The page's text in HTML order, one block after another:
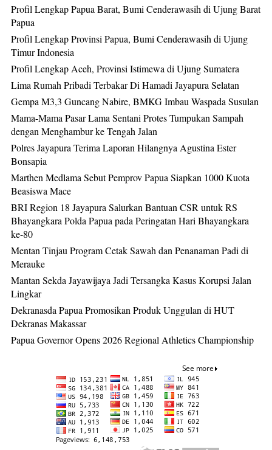
Profil Lengkap Papua Barat, Bumi Cenderawasih di Ujung Barat
Papua
Profil Lengkap Provinsi Papua, Bumi Cenderawasih di Ujung
Timur Indonesia
Profil Lengkap Aceh, Provinsi Istimewa di Ujung Sumatera
Lima Rumah Pribadi Terbakar Di Hamadi Jayapura Selatan
Gempa M3,3 Guncang Nabire, BMKG Imbau Waspada Susulan
Mama-Mama Pasar Lama Sentani Protes Tumpukan Sampah
dengan Menghambur ke Tengah Jalan
Polres Jayapura Terima Laporan Hilangnya Agustina Ester
Bonsapia
Marthen Medlama Sebut Pemprov Papua Siapkan 1000 Kuota
Beasiswa Mace
BRI Region 18 Jayapura Salurkan Bantuan CSR untuk RS
Bhayangkara Polda Papua pada Peringatan Hari Bhayangkara
ke-80
Mentan Tinjau Program Cetak Sawah dan Penanaman Padi di
Merauke
Mantan Sekda Jayawijaya Jadi Tersangka Kasus Korupsi Jalan
Lingkar
Dekranasda Papua Promosikan Produk Unggulan di HUT
Dekranas Makassar
Papua Governor Opens 2026 Regional Athletics Championship